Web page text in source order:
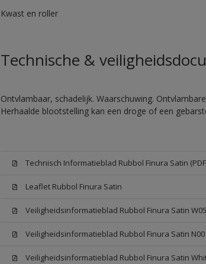
Kwast en roller
Technische &
Ontvlambaar, schadelijk. Waarschuwing.
Herhaalde blootstelling kan een droge of een
Technisch Informatieblad Rubbol Finura Satin
Leaflet Rubbol Finura Satin
Veiligheidsinformatieblad Rubbol Finura Satin W05
Veiligheidsinformatieblad Rubbol Finura Satin N00
Veiligheidsinformatieblad Rubbol Finura Satin